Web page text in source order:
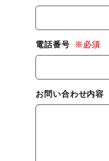
電話番号 ※必須
お問い合わせ内容